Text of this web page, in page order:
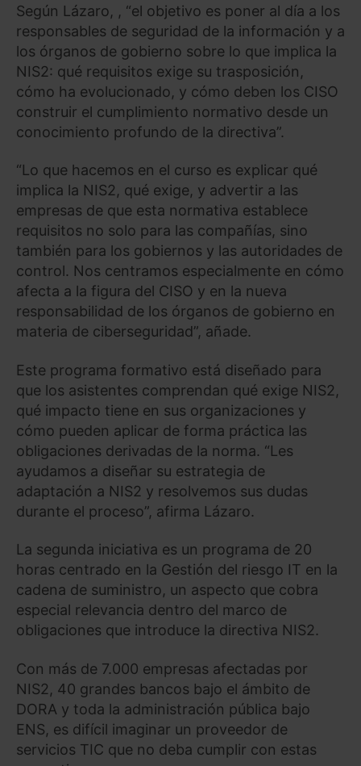
Según Lázaro, , “el objetivo es poner al día a los
responsables de seguridad de la información y a
los órganos de gobierno sobre lo que implica la
NIS2: qué requisitos exige su trasposición,
cómo ha evolucionado, y cómo deben los CISO
construir el cumplimiento normativo desde un
conocimiento profundo de la directiva”.
“Lo que hacemos en el curso es explicar qué
implica la NIS2, qué exige, y advertir a las
empresas de que esta normativa establece
requisitos no solo para las compañías, sino
también para los gobiernos y las autoridades de
control. Nos centramos especialmente en cómo
afecta a la figura del CISO y en la nueva
responsabilidad de los órganos de gobierno en
materia de ciberseguridad”, añade.
Este programa formativo está diseñado para
que los asistentes comprendan qué exige NIS2,
qué impacto tiene en sus organizaciones y
cómo pueden aplicar de forma práctica las
obligaciones derivadas de la norma. “Les
ayudamos a diseñar su estrategia de
adaptación a NIS2 y resolvemos sus dudas
durante el proceso”, afirma Lázaro.
La segunda iniciativa es un programa de 20
horas centrado en la Gestión del riesgo IT en la
cadena de suministro, un aspecto que cobra
especial relevancia dentro del marco de
obligaciones que introduce la directiva NIS2.
Con más de 7.000 empresas afectadas por
NIS2, 40 grandes bancos bajo el ámbito de
DORA y toda la administración pública bajo
ENS, es difícil imaginar un proveedor de
servicios TIC que no deba cumplir con estas